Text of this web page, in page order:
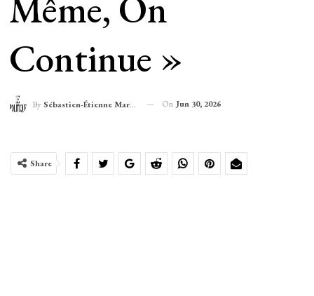
Continue »
By Sébastien-Étienne Marechal On Jun 30, 2026
Share